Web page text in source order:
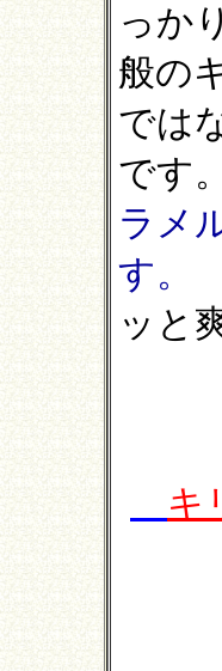
っか
般の
では
です
ラメ
す。
ッと
キ